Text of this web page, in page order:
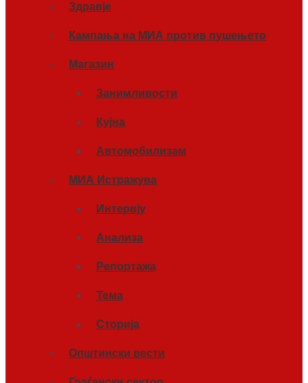
Здравје
Кампања на МИА против пушењето
Магазин
Занимливости
Кујна
Автомобилизам
МИА Истражува
Интервју
Анализа
Репортажа
Тема
Сторија
Општински вести